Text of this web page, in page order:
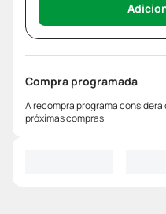
Compra programada
A recompra programa
próximas compras.